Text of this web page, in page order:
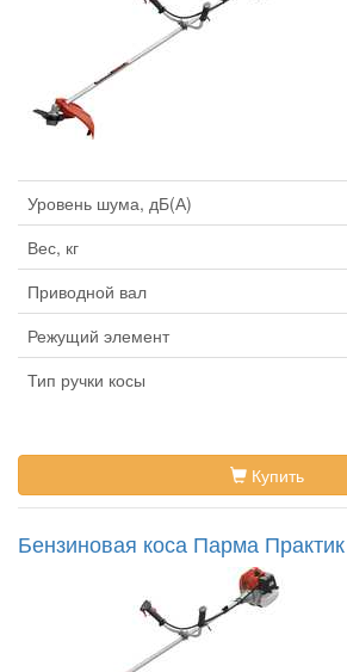
Уровень шума, дБ(А)
Вес, кг
Приводной вал
Режущий элемент
Тип ручки косы
Купить
Бензиновая коса Парма